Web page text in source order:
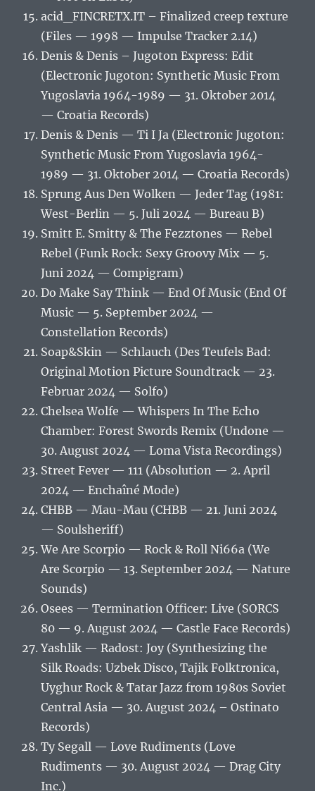
acid_FINCRETX.IT – Finalized creep texture
(Files — 1998 — Impulse Tracker 2.14)
Denis & Denis – Jugoton Express: Edit
(Electronic Jugoton: Synthetic Music From
Yugoslavia 1964-1989 — 31. Oktober 2014
— Croatia Records)
Denis & Denis — Ti I Ja (Electronic Jugoton:
Synthetic Music From Yugoslavia 1964-
1989 — 31. Oktober 2014 — Croatia Records)
Sprung Aus Den Wolken — Jeder Tag (1981:
West-Berlin — 5. Juli 2024 — Bureau B)
Smitt E. Smitty & The Fezztones — Rebel
Rebel (Funk Rock: Sexy Groovy Mix — 5.
Juni 2024 — Compigram)
Do Make Say Think — End Of Music (End Of
Music — 5. September 2024 —
Constellation Records)
Soap&Skin — Schlauch (Des Teufels Bad:
Original Motion Picture Soundtrack — 23.
Februar 2024 — Solfo)
Chelsea Wolfe — Whispers In The Echo
Chamber: Forest Swords Remix (Undone —
30. August 2024 — Loma Vista Recordings)
Street Fever — 111 (Absolution — 2. April
2024 — Enchaîné Mode)
CHBB — Mau-Mau (CHBB — 21. Juni 2024
— Soulsheriff)
We Are Scorpio — Rock & Roll Ni66a (We
Are Scorpio — 13. September 2024 — Nature
Sounds)
Osees — Termination Officer: Live (SORCS
80 — 9. August 2024 — Castle Face Records)
Yashlik — Radost: Joy (Synthesizing the
Silk Roads: Uzbek Disco, Tajik Folktronica,
Uyghur Rock & Tatar Jazz from 1980s Soviet
Central Asia — 30. August 2024 – Ostinato
Records)
Ty Segall — Love Rudiments (Love
Rudiments — 30. August 2024 — Drag City
Inc.)